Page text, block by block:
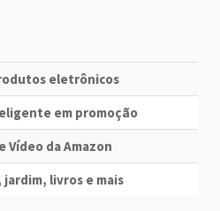
eletrônicos
em promoção
Vídeo da Amazon
livros e mais